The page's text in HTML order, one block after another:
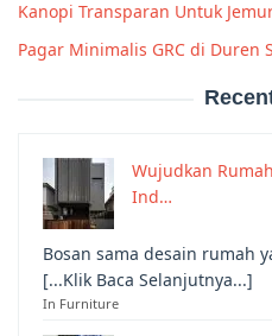
Kanopi Transparan Untuk
Pagar Minimalis GRC di Duren
Wujudkan
Ind…
Bosan sama desain rumah
[...Klik Baca Selanjutnya...]
In Furniture